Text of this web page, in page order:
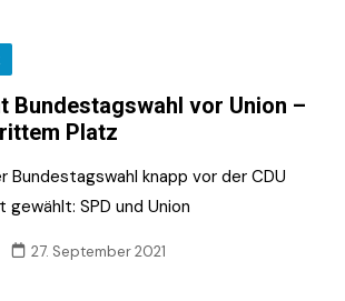
Bundestagswahl vor Union –
Platz
Bundestagswahl knapp vor der CDU
SPD und Union
27. September 2021